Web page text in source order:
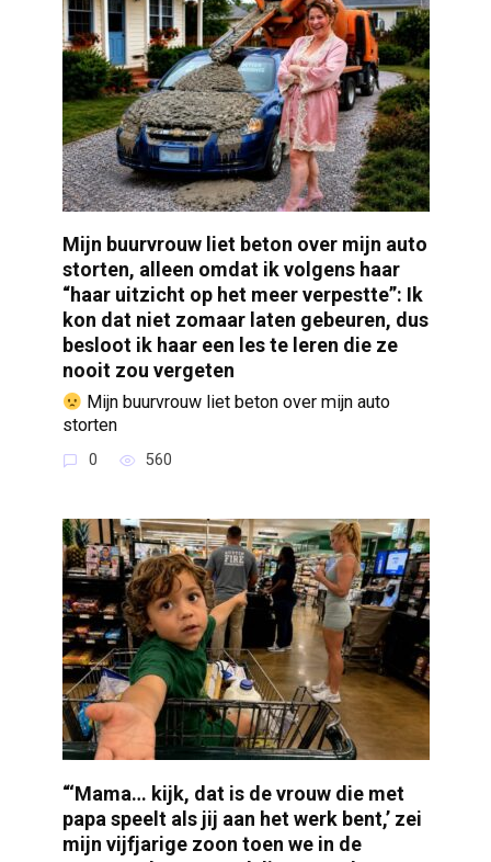
Mijn buurvrouw liet beton over mijn auto
storten, alleen omdat ik volgens haar
“haar uitzicht op het meer verpestte”: Ik
kon dat niet zomaar laten gebeuren, dus
besloot ik haar een les te leren die ze
nooit zou vergeten
Mijn buurvrouw liet beton over mijn auto
storten
0 560
“‘Mama… kijk, dat is de vrouw die met
papa speelt als jij aan het werk bent,’ zei
mijn vijfjarige zoon toen we in de